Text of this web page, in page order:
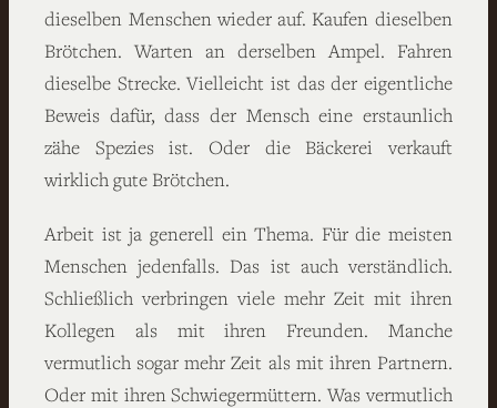
dieselben Menschen wieder auf. Kaufen dieselben
Brötchen. Warten an derselben Ampel. Fahren
dieselbe Strecke. Vielleicht ist das der eigentliche
Beweis dafür, dass der Mensch eine erstaunlich
zähe Spezies ist. Oder die Bäckerei verkauft
wirklich gute Brötchen.
Arbeit ist ja generell ein Thema. Für die meisten
Menschen jedenfalls. Das ist auch verständlich.
Schließlich verbringen viele mehr Zeit mit ihren
Kollegen als mit ihren Freunden. Manche
vermutlich sogar mehr Zeit als mit ihren Partnern.
Oder mit ihren Schwiegermüttern. Was vermutlich